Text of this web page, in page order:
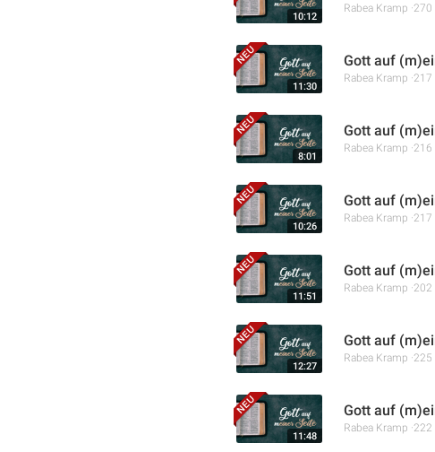
10:12
Rabea Kramp 270
11:30
Gott auf
Rabea Kramp 217
8:01
Gott auf
Rabea Kramp 216
10:26
Gott auf
Rabea Kramp 217
11:51
Gott auf
Rabea Kramp 202
12:27
Gott auf
Rabea Kramp 225
11:48
Gott auf
Rabea Kramp 222